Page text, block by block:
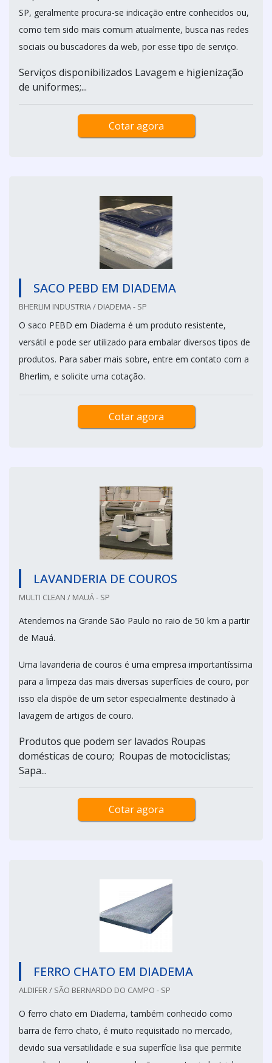
SP, geralmente procura-se indicação entre conhecidos ou,
como tem sido mais comum atualmente, busca nas redes
sociais ou buscadores da web, por esse tipo de serviço.
Serviços disponibilizados Lavagem e higienização
de uniformes;...
Cotar agora
SACO PEBD EM DIADEMA
BHERLIM INDUSTRIA / DIADEMA - SP
O saco PEBD em Diadema é um produto resistente,
versátil e pode ser utilizado para embalar diversos tipos de
produtos. Para saber mais sobre, entre em contato com a
Bherlim, e solicite uma cotação.
Cotar agora
LAVANDERIA DE COUROS
MULTI CLEAN / MAUÁ - SP
Atendemos na Grande São Paulo no raio de 50 km a partir
de Mauá.
Uma lavanderia de couros é uma empresa importantíssima
para a limpeza das mais diversas superfícies de couro, por
isso ela dispõe de um setor especialmente destinado à
lavagem de artigos de couro.
Produtos que podem ser lavados Roupas
domésticas de couro; Roupas de motociclistas;
Sapa...
Cotar agora
FERRO CHATO EM DIADEMA
ALDIFER / SÃO BERNARDO DO CAMPO - SP
O ferro chato em Diadema, também conhecido como
barra de ferro chato, é muito requisitado no mercado,
devido sua versatilidade e sua superfície lisa que permite